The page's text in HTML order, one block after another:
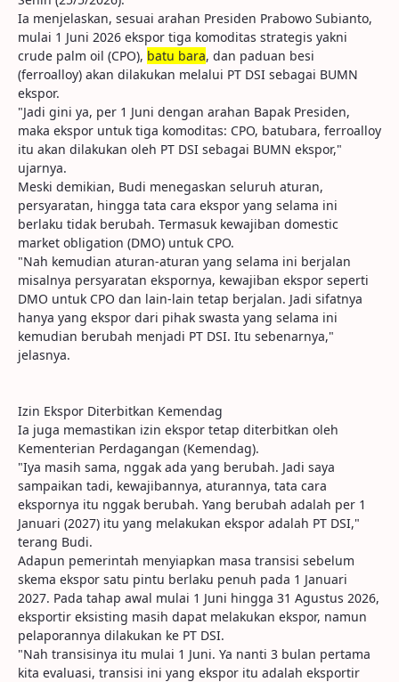
Ia menjelaskan, sesuai arahan Presiden Prabowo Subianto,
mulai 1 Juni 2026 ekspor tiga komoditas strategis yakni
crude palm oil (CPO), batu bara, dan paduan besi
(ferroalloy) akan dilakukan melalui PT DSI sebagai BUMN
ekspor.
"Jadi gini ya, per 1 Juni dengan arahan Bapak Presiden,
maka ekspor untuk tiga komoditas: CPO, batubara, ferroalloy
itu akan dilakukan oleh PT DSI sebagai BUMN ekspor,"
ujarnya.
Meski demikian, Budi menegaskan seluruh aturan,
persyaratan, hingga tata cara ekspor yang selama ini
berlaku tidak berubah. Termasuk kewajiban domestic
market obligation (DMO) untuk CPO.
"Nah kemudian aturan-aturan yang selama ini berjalan
misalnya persyaratan ekspornya, kewajiban ekspor seperti
DMO untuk CPO dan lain-lain tetap berjalan. Jadi sifatnya
hanya yang ekspor dari pihak swasta yang selama ini
kemudian berubah menjadi PT DSI. Itu sebenarnya,"
jelasnya.
Izin Ekspor Diterbitkan Kemendag
Ia juga memastikan izin ekspor tetap diterbitkan oleh
Kementerian Perdagangan (Kemendag).
"Iya masih sama, nggak ada yang berubah. Jadi saya
sampaikan tadi, kewajibannya, aturannya, tata cara
ekspornya itu nggak berubah. Yang berubah adalah per 1
Januari (2027) itu yang melakukan ekspor adalah PT DSI,"
terang Budi.
Adapun pemerintah menyiapkan masa transisi sebelum
skema ekspor satu pintu berlaku penuh pada 1 Januari
2027. Pada tahap awal mulai 1 Juni hingga 31 Agustus 2026,
eksportir eksisting masih dapat melakukan ekspor, namun
pelaporannya dilakukan ke PT DSI.
"Nah transisinya itu mulai 1 Juni. Ya nanti 3 bulan pertama
kita evaluasi, transisi ini yang ekspor itu adalah eksportir